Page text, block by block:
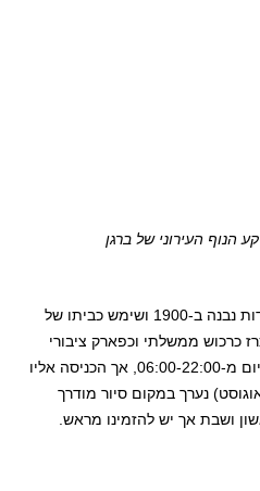
הנוף העירוני של ברגן
הבניין שצורתו כצורת טירה מהאגדות נבנה ב-1900 ושימש כביתו של
כרכוש ממשלתי וכפארק ציבורי
ב-1925. הפארק פתוח לציבור כל יום מ-06:00-22:00, אך הכניסה אליו
נערך במקום סיור מודרך
ושבת אך יש להזמינו מראש.